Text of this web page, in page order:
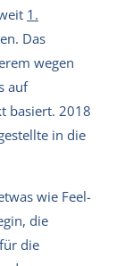
1.
Das
wegen
auf
basiert. 2018
in die
wie Feel-
die
die